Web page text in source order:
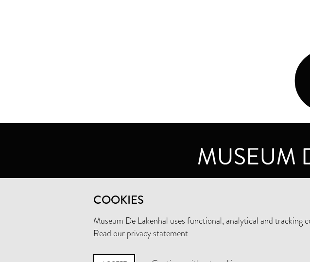
COOKIES
Museum De Lakenhal uses functional, analytical and
Read our privacy statement
MUSEUM DE LAKENHAL
OUDE SINGEL 32
+31 (0)71 5165360